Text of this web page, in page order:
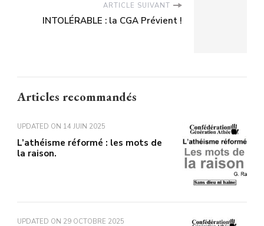
ARTICLE SUIVANT
INTOLÉRABLE : la CGA Prévient !
Articles recommandés
UPDATED ON 14 JUIN 2025
L’athéisme réformé : les mots de
la raison.
UPDATED ON 29 OCTOBRE 2025